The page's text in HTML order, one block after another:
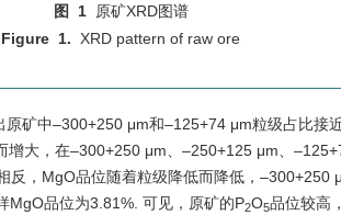
图 1
原矿XRD图谱
Figure 1. XRD pattern of raw ore
原矿中–300+250 μm和–125+74 μm粒级占比接
增大，在–300+250 μm、–250+125 μm、
反，MgO品位随着粒级降低而降低，–300+250
MgO品位为3.81%. 可见，原矿的P2O5品位较高